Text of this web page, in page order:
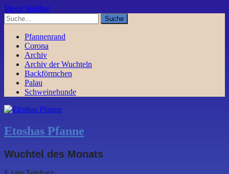
Menü Sidebar
Pfannenrand
Corona
Archiv
Archiv der Wuchteln
Backförmchen
Palau
Schweinehunde
Etoshas Pfanne
Wuchtel des Monats